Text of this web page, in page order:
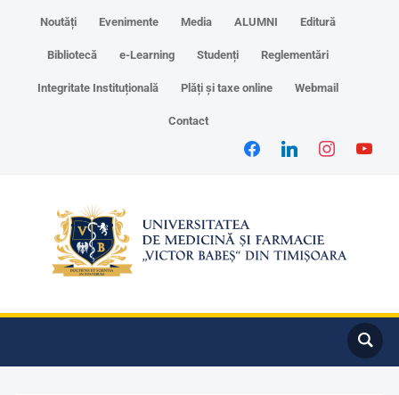
Noutăți Evenimente Media ALUMNI Editură
Bibliotecă e-Learning Studenți Reglementări
Integritate Instituțională Plăți și taxe online Webmail
Contact